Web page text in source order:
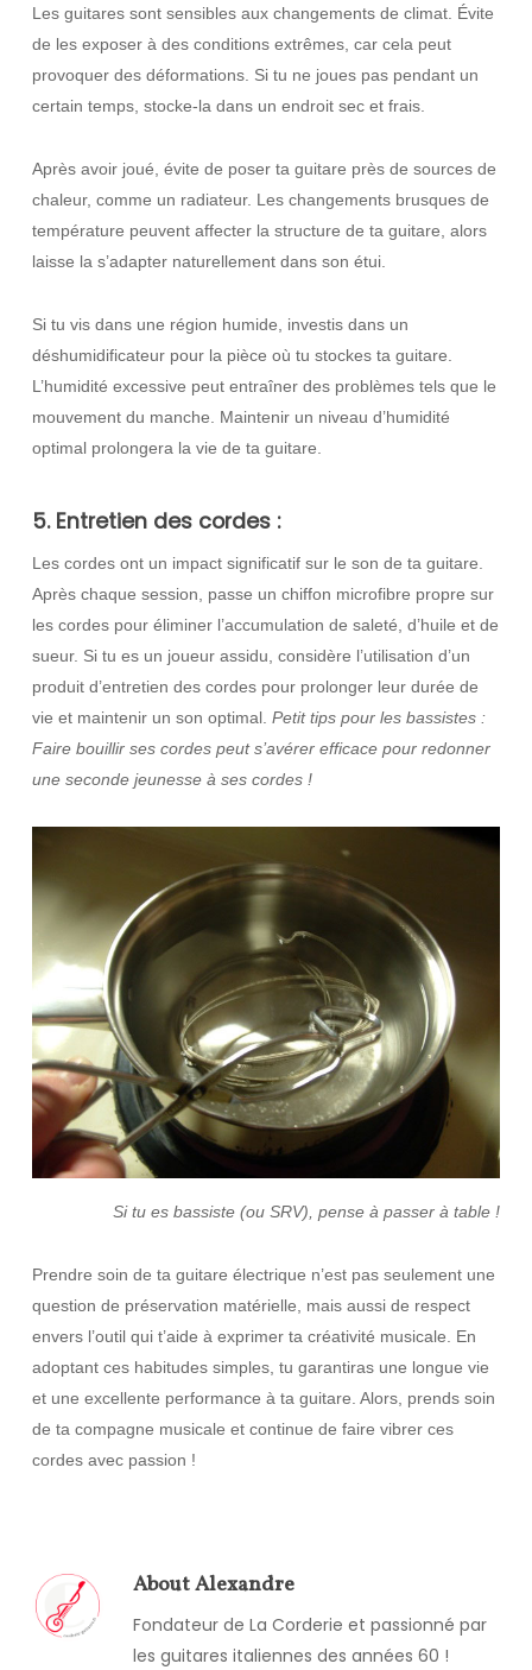
Les guitares sont sensibles aux changements de climat. Évite
de les exposer à des conditions extrêmes, car cela peut
provoquer des déformations. Si tu ne joues pas pendant un
certain temps, stocke-la dans un endroit sec et frais.
Après avoir joué, évite de poser ta guitare près de sources de
chaleur, comme un radiateur. Les changements brusques de
température peuvent affecter la structure de ta guitare, alors
laisse la s’adapter naturellement dans son étui.
Si tu vis dans une région humide, investis dans un
déshumidificateur pour la pièce où tu stockes ta guitare.
L’humidité excessive peut entraîner des problèmes tels que le
mouvement du manche. Maintenir un niveau d’humidité
optimal prolongera la vie de ta guitare.
5. Entretien des cordes :
Les cordes ont un impact significatif sur le son de ta guitare.
Après chaque session, passe un chiffon microfibre propre sur
les cordes pour éliminer l’accumulation de saleté, d’huile et de
sueur. Si tu es un joueur assidu, considère l’utilisation d’un
produit d’entretien des cordes pour prolonger leur durée de
vie et maintenir un son optimal. Petit tips pour les bassistes :
Faire bouillir ses cordes peut s’avérer efficace pour redonner
une seconde jeunesse à ses cordes !
Si tu es bassiste (ou SRV), pense à passer à table !
Prendre soin de ta guitare électrique n’est pas seulement une
question de préservation matérielle, mais aussi de respect
envers l’outil qui t’aide à exprimer ta créativité musicale. En
adoptant ces habitudes simples, tu garantiras une longue vie
et une excellente performance à ta guitare. Alors, prends soin
de ta compagne musicale et continue de faire vibrer ces
cordes avec passion !
AboutAlexandre
Fondateur de La Corderie et passionné par
les guitares italiennes des années 60 !